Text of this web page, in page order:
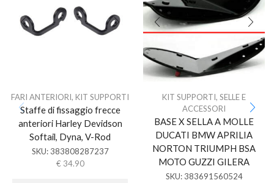
FARI ANTERIORI, KIT SUPPORTI
Staffe di fissaggio frecce
anteriori Harley Devidson
Softail, Dyna, V-Rod
SKU: 383808287237
€ 34.90
KIT SUPPORTI, SELLE E
ACCESSORI
BASE X SELLA A MOLLE
DUCATI BMW APRILIA
NORTON TRIUMPH BSA
MOTO GUZZI GILERA
SKU: 383691560524